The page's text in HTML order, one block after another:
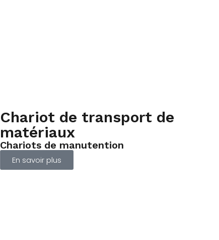
Chariot de transport de
matériaux
Chariots de manutention
En savoir plus